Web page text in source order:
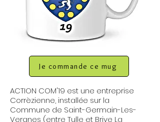
Je commande ce mug
ACTION COM'19 est une entreprise
Corrèzienne, installée sur la
Commune de Saint-Germain-Les-
Vergnes (entre Tulle et Brive La